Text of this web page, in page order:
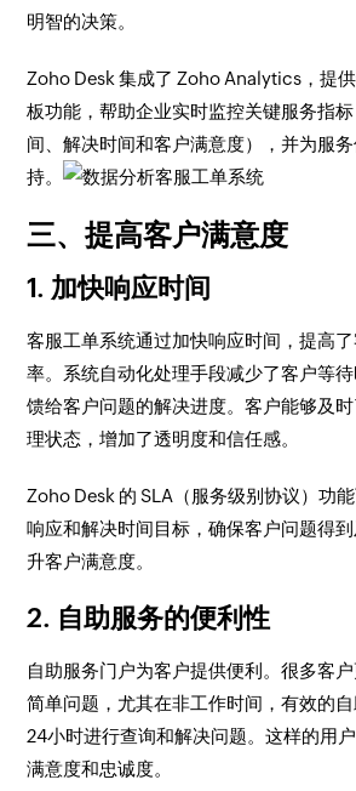
明智的决策。
Zoho Desk 集成了 Zoho Analytics，提
板功能，帮助企业实时监控关键服务指
间、解决时间和客户满意度），并为服
持。
三、提高客户满意度
1. 加快响应时间
客服工单系统通过加快响应时间，提高
率。系统自动化处理手段减少了客户等
馈给客户问题的解决进度。客户能够及
理状态，增加了透明度和信任感。
Zoho Desk 的 SLA（服务级别协议）功
响应和解决时间目标，确保客户问题得
升客户满意度。
2. 自助服务的便利性
自助服务门户为客户提供便利。很多客
简单问题，尤其在非工作时间，有效的
24小时进行查询和解决问题。这样的用
满意度和忠诚度。